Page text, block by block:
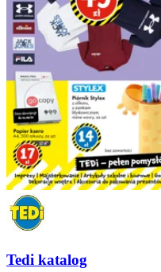
Tedi katalog